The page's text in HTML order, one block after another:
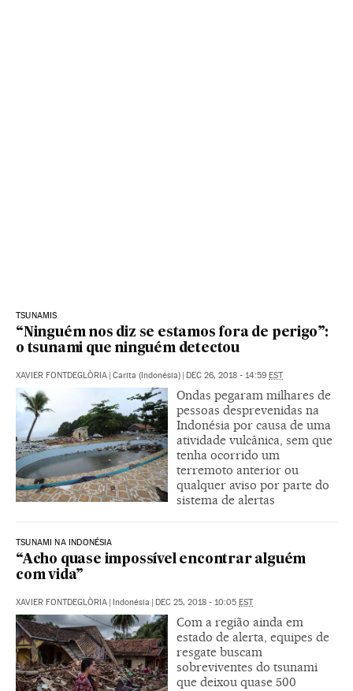
TSUNAMIS
“Ninguém nos diz se estamos fora de perigo”:
o tsunami que ninguém detectou
XAVIER FONTDEGLÒRIA Carita (Indonésia) DEC 26, 2018 - 14:59 EST
Ondas pegaram milhares de
pessoas desprevenidas na
Indonésia por causa de uma
atividade vulcânica, sem que
tenha ocorrido um
terremoto anterior ou
qualquer aviso por parte do
sistema de alertas
TSUNAMI NA INDONÉSIA
“Acho quase impossível encontrar alguém
com vida”
XAVIER FONTDEGLÒRIA Indonésia DEC 25, 2018 - 10:05 EST
Com a região ainda em
estado de alerta, equipes de
resgate buscam
sobreviventes do tsunami
que deixou quase 500